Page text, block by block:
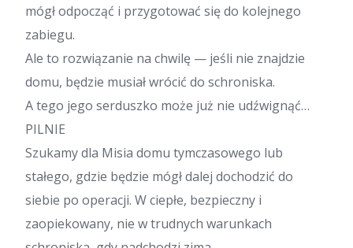
mógł odpocząć i przygotować się do kolejnego
zabiegu.
Ale to rozwiązanie na chwilę — jeśli nie znajdzie
domu, będzie musiał wrócić do schroniska.
A tego jego serduszko może już nie udźwignąć…
PILNIE
Szukamy dla Misia domu tymczasowego lub
stałego, gdzie będzie mógł dalej dochodzić do
siebie po operacji. W ciepłe, bezpieczny i
zaopiekowany, nie w trudnych warunkach